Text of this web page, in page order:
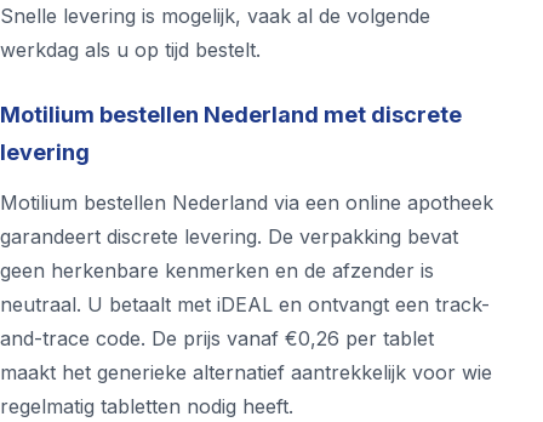
Snelle levering is mogelijk, vaak al de volgende
werkdag als u op tijd bestelt.
Motilium bestellen Nederland met discrete
levering
Motilium bestellen Nederland via een online apotheek
garandeert discrete levering. De verpakking bevat
geen herkenbare kenmerken en de afzender is
neutraal. U betaalt met iDEAL en ontvangt een track-
and-trace code. De prijs vanaf €0,26 per tablet
maakt het generieke alternatief aantrekkelijk voor wie
regelmatig tabletten nodig heeft.